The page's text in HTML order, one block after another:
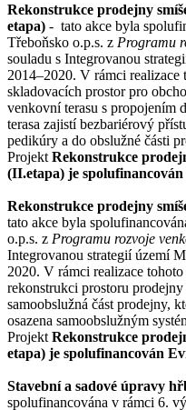
Rekonstrukce prodejny
etapa) - tato akce byla
Třeboňsko o.p.s. z Programu
souladu s Integrovanou
2014–2020. V rámci
skladovacích prostor pro
venkovní terasu s propojením
terasa zajistí bezbariérový
pedikúry a do obslužné části
Projekt Rekonstrukce
(II.etapa) je
Rekonstrukce prodejny
tato akce byla
o.p.s. z Programu rozvoje
Integrovanou strategií území
2020. V rámci realizace
rekonstrukci prostoru
samoobslužná část prodejny,
osazena samoobslužným
Projekt Rekonstrukce
etapa) je spolufinancován
Stavební a sadové úpravy
spolufinancována v rámci 6.